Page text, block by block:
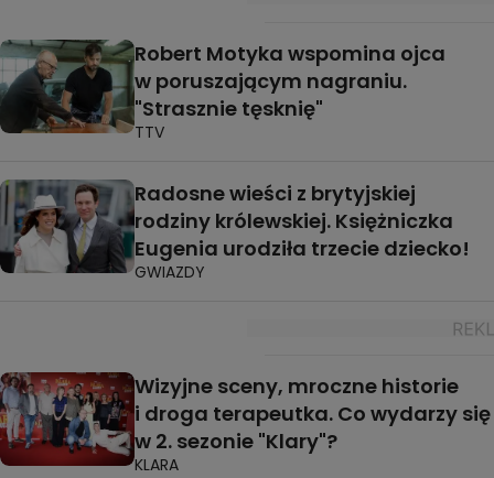
Robert Motyka wspomina ojca
w poruszającym nagraniu.
"Strasznie tęsknię"
TTV
Radosne wieści z brytyjskiej
rodziny królewskiej. Księżniczka
Eugenia urodziła trzecie dziecko!
GWIAZDY
Wizyjne sceny, mroczne historie
i droga terapeutka. Co wydarzy się
w 2. sezonie "Klary"?
KLARA